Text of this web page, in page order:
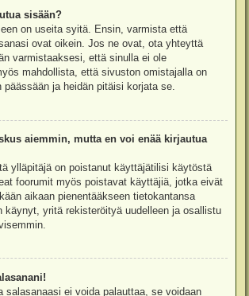
sisään?
on useita syitä. Ensin, varmista että
ovat oikein. Jos ne ovat, ota yhteyttä
varmistaaksesi, että sinulla ei ole
mahdollista, että sivuston omistajalla on
päässään ja heidän pitäisi korjata se.
aiemmin, mutta en voi enää kirjautua
ylläpitäjä on poistanut käyttäjätilisi käytöstä
foorumit myös poistavat käyttäjiä, jotka eivät
aikaan pienentääkseen tietokantansa
käynyt, yritä rekisteröityä uudelleen ja osallistu
salasanaasi ei voida palauttaa, se voidaan